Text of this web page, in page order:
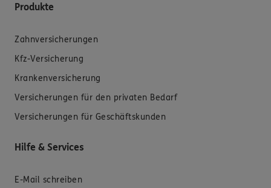
Produkte
Zahnversicherungen
Kfz-Versicherung
Krankenversicherung
Versicherungen für den privaten Bedarf
Versicherungen für Geschäftskunden
Hilfe & Services
E-Mail schreiben